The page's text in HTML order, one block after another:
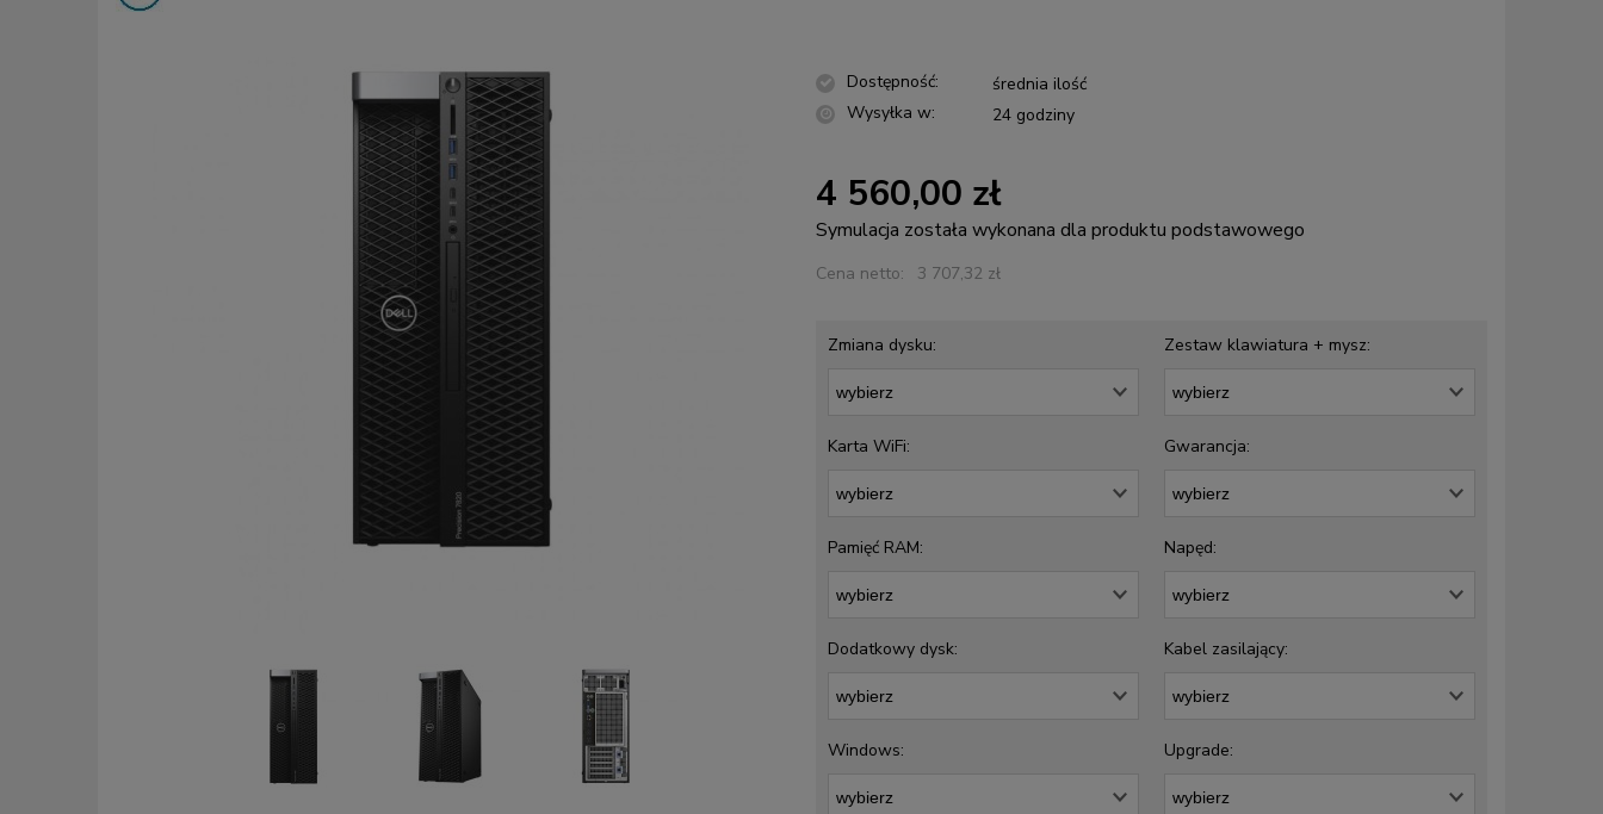
Dostępność:
średnia ilość
Wysyłka w:
24 godziny
4 560,00 zł
Symulacja została wykonana dla produktu podstawowego
Cena netto: 3 707,32 zł
Zmiana dysku: Zestaw klawiatura + mysz:
Karta WiFi: Gwarancja:
Pamięć RAM: Napęd:
Dodatkowy dysk: Kabel zasilający:
Windows: Upgrade: